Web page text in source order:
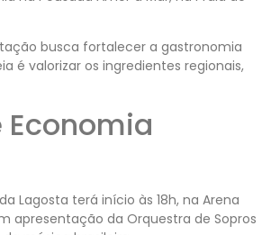
busca fortalecer a gastronomia
é valorizar os ingredientes regionais,
Lagosta terá início às 18h, na Arena
apresentação da Orquestra de Sopros